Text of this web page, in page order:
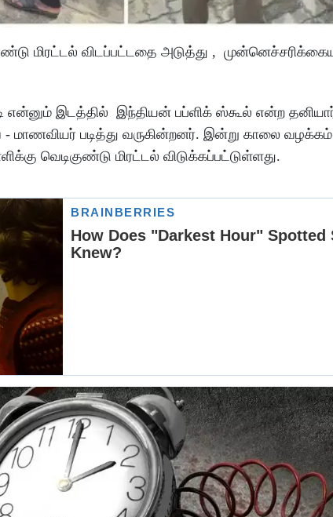
மிரட்டல் விடப்பட்டதை அடுத்து ,
என்னும் இடத்தில் இந்தியன் பப்ளிக் ஸ்கூல் என்ற தனியார்
மாணவியர் படித்து வருகின்றனர். இன்று காலை வழக்கம்
வெடிகுண்டு மிரட்டல் விடுக்கப்பட்டுள்ளது.